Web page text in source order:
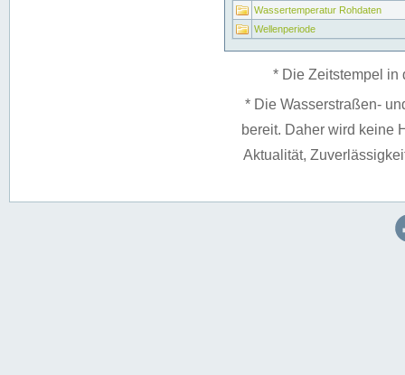
Wassertemperatur Rohdaten
Wellenperiode
* Die Zeitstempel in
* Die Wasserstraßen-
bereit. Daher wird keine
Aktualität,